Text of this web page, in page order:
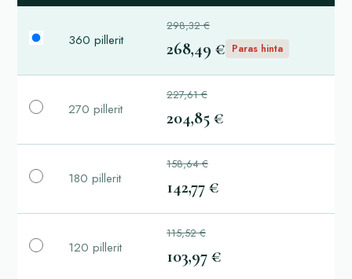
360 pillerit
298,32 €
268,49 € Paras hinta
270 pillerit
227,61 €
204,85 €
180 pillerit
158,64 €
142,77 €
120 pillerit
115,52 €
103,97 €